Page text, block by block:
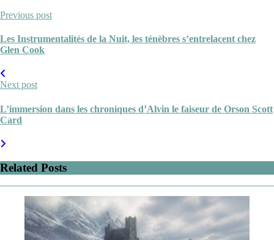
Previous post
Les Instrumentalités de la Nuit, les ténèbres s’entrelacent chez
Glen Cook
Next post
L’immersion dans les chroniques d’Alvin le faiseur de Orson Scott
Card
Related Posts